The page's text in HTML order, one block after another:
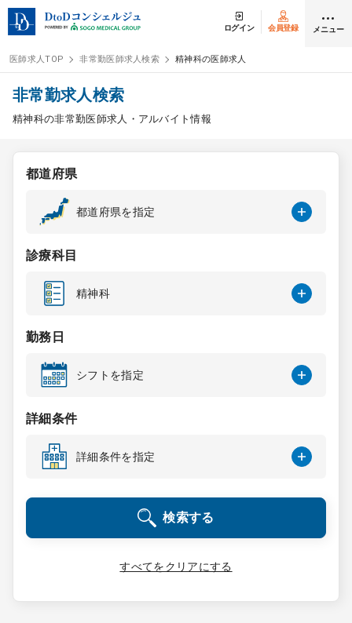
ログイン 会員登録 メニュー
ログイン
医師求人
常勤検索
スポット検索
DtoDの転職・
コンサルタント
成功事例
転職ノウハウ
9:00 ～ 18:00（平日）
0120-337-613
医師求人TOP 非常勤医師求人検索 精神科の医師求人
非常勤求人検索
精神科の非常勤医師求人・アルバイト情報
都道府県
都道府県を指定
診療科目
精神科
勤務日
シフトを指定
詳細条件
詳細条件を指定
検索する
すべてをクリアにする